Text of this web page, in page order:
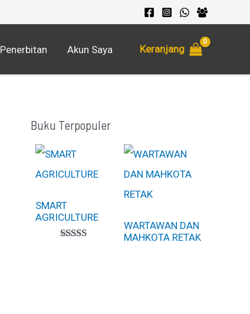
Penerbitan Akun Saya Keranjang
Buku Terpopuler
SMART
AGRICULTURE
WARTAWAN DAN
MAHKOTA RETAK